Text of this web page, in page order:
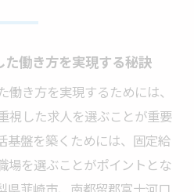
選ぶドライバー求人のポ
働きやすい職場の特徴を
ー求人で理想の働き方を
た働き方を実現する秘訣
働き方を実現するためには、
視した求人を選ぶことが重要
基盤を築くためには、固定給
場を選ぶことがポイントとな